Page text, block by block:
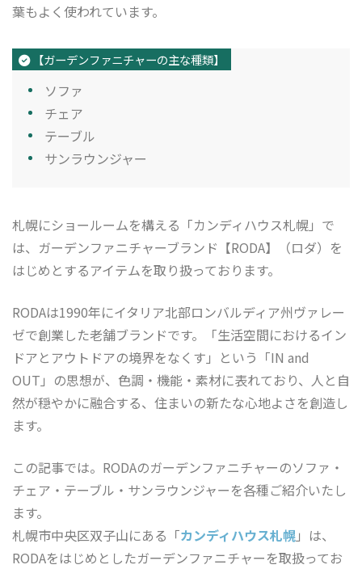
葉もよく使われています。
【ガーデンファニチャーの主な種類】
ソファ
チェア
テーブル
サンラウンジャー
札幌にショールームを構える「カンディハウス札幌」で
は、ガーデンファニチャーブランド【RODA】（ロダ）を
はじめとするアイテムを取り扱っております。
RODAは1990年にイタリア北部ロンバルディア州ヴァレー
ゼで創業した老舗ブランドです。「生活空間におけるイン
ドアとアウトドアの境界をなくす」という「IN and
OUT」の思想が、色調・機能・素材に表れており、人と自
然が穏やかに融合する、住まいの新たな心地よさを創造し
ます。
この記事では。RODAのガーデンファニチャーのソファ・
チェア・テーブル・サンラウンジャーを各種ご紹介いたし
ます。
札幌市中央区双子山にある「カンディハウス札幌」は、
RODAをはじめとしたガーデンファニチャーを取扱ってお